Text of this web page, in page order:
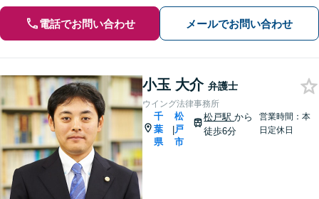
電話でお問い合わせ メールでお問い合わせ
小玉 大介 弁護士
ウイング法律事務所
千
葉
県
|
松
戸
市
松戸駅から
徒歩6分
営業時間：本
日定休日